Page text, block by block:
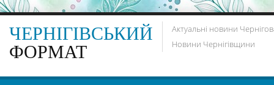
ЧЕРНІГІВСЬКИЙ
ФОРМАТ
Актуальні новини
Новини Чернігівщини